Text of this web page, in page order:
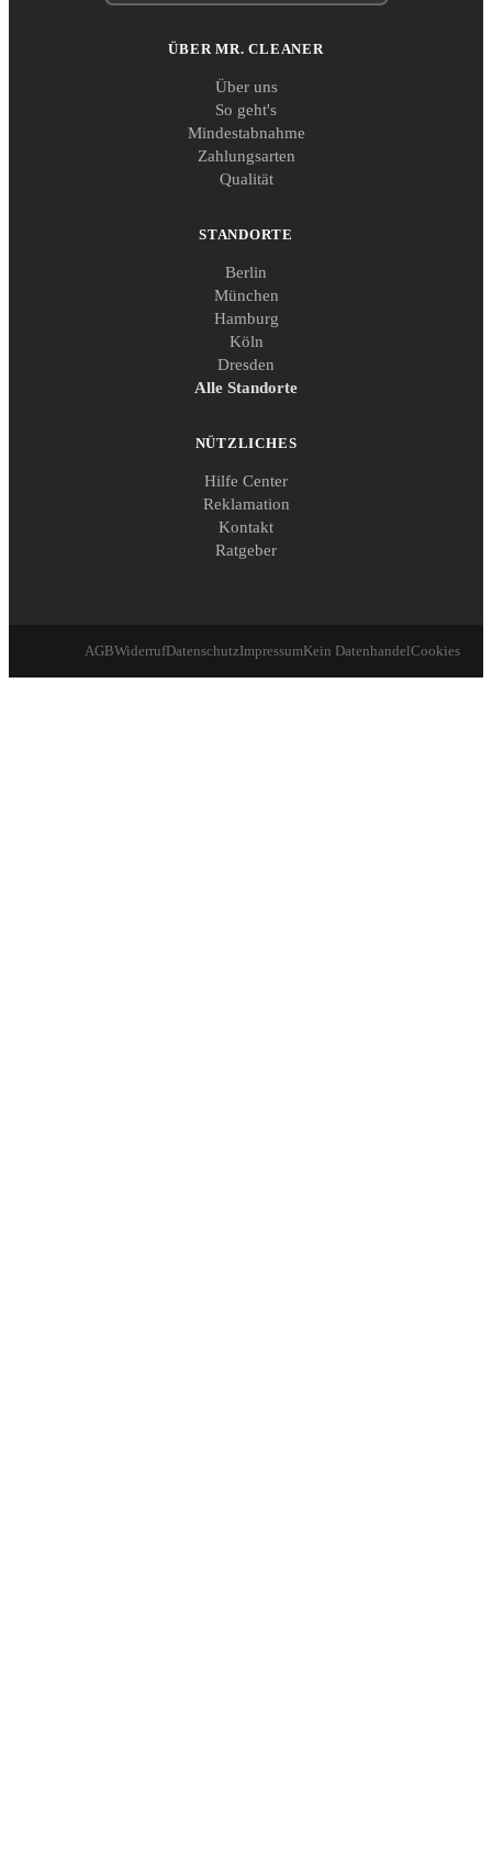
ÜBER MR. CLEANER
Über uns
So geht's
Mindestabnahme
Zahlungsarten
Qualität
STANDORTE
Berlin
München
Hamburg
Köln
Dresden
Alle Standorte
NÜTZLICHES
Hilfe Center
Reklamation
Kontakt
Ratgeber
AGBWiderrufDatenschutzImpressumKein DatenhandelCookies